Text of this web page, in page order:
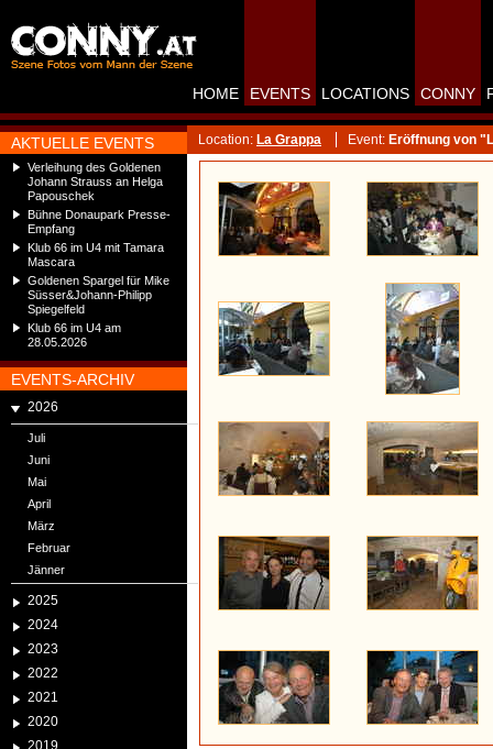
AKTUELLE EVENTS
Verleihung des Goldenen
Johann Strauss an Helga
Papouschek
Bühne Donaupark Presse-
Empfang
Klub 66 im U4 mit Tamara
Mascara
Goldenen Spargel für Mike
Süsser&Johann-Philipp
Spiegelfeld
Klub 66 im U4 am
28.05.2026
EVENTS-ARCHIV
2026
Juli
Juni
Mai
April
März
Februar
Jänner
2025
2024
2023
2022
2021
2020
2019
HOME EVENTS LOCATIONS CONNY
Location: La Grappa Event: Eröffnung von